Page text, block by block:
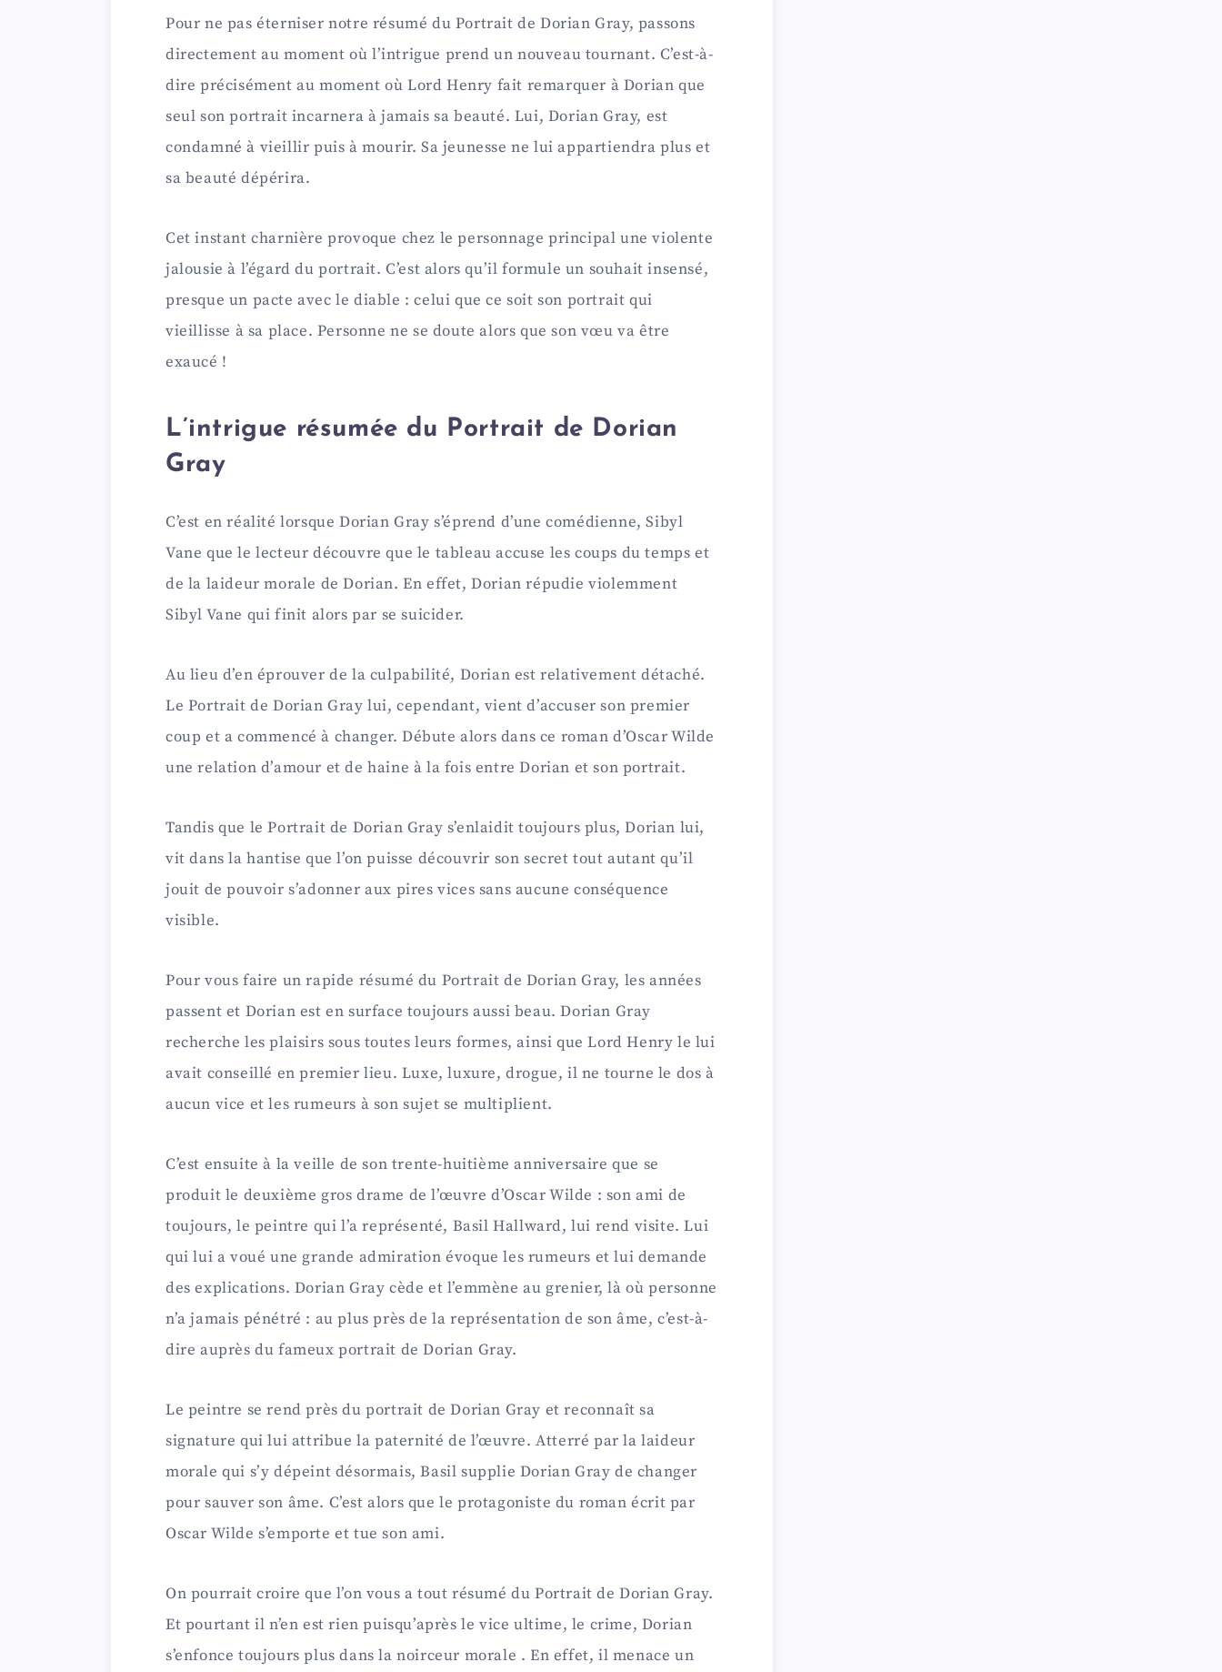
Pour ne pas éterniser notre résumé du Portrait de Dorian Gray, passons
directement au moment où l’intrigue prend un nouveau tournant. C’est-à-
dire précisément au moment où Lord Henry fait remarquer à Dorian que
seul son portrait incarnera à jamais sa beauté. Lui, Dorian Gray, est
condamné à vieillir puis à mourir. Sa jeunesse ne lui appartiendra plus et
sa beauté dépérira.
Cet instant charnière provoque chez le personnage principal une violente
jalousie à l’égard du portrait. C’est alors qu’il formule un souhait insensé,
presque un pacte avec le diable : celui que ce soit son portrait qui
vieillisse à sa place. Personne ne se doute alors que son vœu va être
exaucé !
L’intrigue résumée du Portrait de Dorian
Gray
C’est en réalité lorsque Dorian Gray s’éprend d’une comédienne, Sibyl
Vane que le lecteur découvre que le tableau accuse les coups du temps et
de la laideur morale de Dorian. En effet, Dorian répudie violemment
Sibyl Vane qui finit alors par se suicider.
Au lieu d’en éprouver de la culpabilité, Dorian est relativement détaché.
Le Portrait de Dorian Gray lui, cependant, vient d’accuser son premier
coup et a commencé à changer. Débute alors dans ce roman d’Oscar Wilde
une relation d’amour et de haine à la fois entre Dorian et son portrait.
Tandis que le Portrait de Dorian Gray s’enlaidit toujours plus, Dorian lui,
vit dans la hantise que l’on puisse découvrir son secret tout autant qu’il
jouit de pouvoir s’adonner aux pires vices sans aucune conséquence
visible.
Pour vous faire un rapide résumé du Portrait de Dorian Gray, les années
passent et Dorian est en surface toujours aussi beau. Dorian Gray
recherche les plaisirs sous toutes leurs formes, ainsi que Lord Henry le lui
avait conseillé en premier lieu. Luxe, luxure, drogue, il ne tourne le dos à
aucun vice et les rumeurs à son sujet se multiplient.
C’est ensuite à la veille de son trente-huitième anniversaire que se
produit le deuxième gros drame de l’œuvre d’Oscar Wilde : son ami de
toujours, le peintre qui l’a représenté, Basil Hallward, lui rend visite. Lui
qui lui a voué une grande admiration évoque les rumeurs et lui demande
des explications. Dorian Gray cède et l’emmène au grenier, là où personne
n’a jamais pénétré : au plus près de la représentation de son âme, c’est-à-
dire auprès du fameux portrait de Dorian Gray.
Le peintre se rend près du portrait de Dorian Gray et reconnaît sa
signature qui lui attribue la paternité de l’œuvre. Atterré par la laideur
morale qui s’y dépeint désormais, Basil supplie Dorian Gray de changer
pour sauver son âme. C’est alors que le protagoniste du roman écrit par
Oscar Wilde s’emporte et tue son ami.
On pourrait croire que l’on vous a tout résumé du Portrait de Dorian Gray.
Et pourtant il n’en est rien puisqu’après le vice ultime, le crime, Dorian
s’enfonce toujours plus dans la noirceur morale . En effet, il menace un